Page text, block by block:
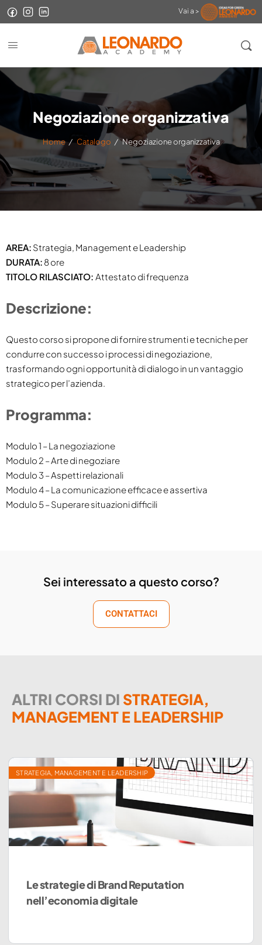
Vai a >
Negoziazione organizzativa
Home / Catalogo / Negoziazione organizzativa
AREA: Strategia, Management e Leadership
DURATA: 8 ore
TITOLO RILASCIATO: Attestato di frequenza
Descrizione:
Questo corso si propone di fornire strumenti e tecniche per
condurre con successo i processi di negoziazione,
trasformando ogni opportunità di dialogo in un vantaggio
strategico per l’azienda.
Programma:
Modulo 1 – La negoziazione
Modulo 2 – Arte di negoziare
Modulo 3 – Aspetti relazionali
Modulo 4 – La comunicazione efficace e assertiva
Modulo 5 – Superare situazioni difficili
Sei interessato a questo corso?
CONTATTACI
ALTRI CORSI DI STRATEGIA,
MANAGEMENT E LEADERSHIP
STRATEGIA, MANAGEMENT E LEADERSHIP
Le strategie di Brand Reputation
nell’economia digitale